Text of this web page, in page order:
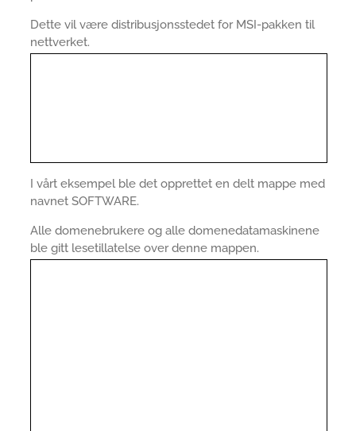
Dette vil være distribusjonsstedet for MSI-pakken til
nettverket.
I vårt eksempel ble det opprettet en delt mappe med
navnet SOFTWARE.
Alle domenebrukere og alle domenedatamaskinene
ble gitt lesetillatelse over denne mappen.